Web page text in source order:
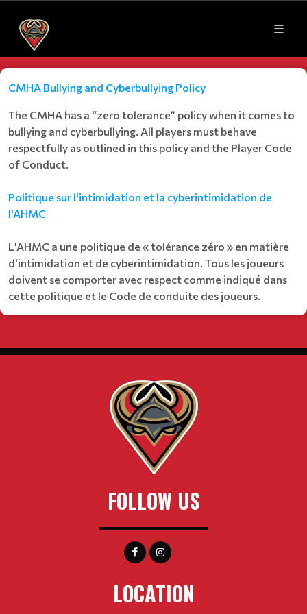
CMHA Bullying and Cyberbullying Policy
The CMHA has a “zero tolerance” policy when it comes to
bullying and cyberbullying. All players must behave
respectfully as outlined in this policy and the Player Code
of Conduct.
Politique sur l'intimidation et la cyberintimidation de
l'AHMC
L'AHMC a une politique de « tolérance zéro » en matière
d'intimidation et de cyberintimidation. Tous les joueurs
doivent se comporter avec respect comme indiqué dans
cette politique et le Code de conduite des joueurs.
FOLLOW US
LOCATION